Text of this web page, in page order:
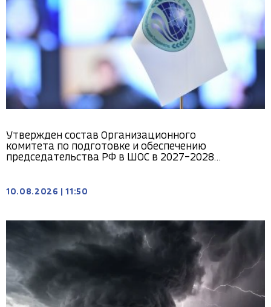
Утвержден состав Организационного
комитета по подготовке и обеспечению
председательства РФ в ШОС в 2027–2028
10.08.2026 11:50